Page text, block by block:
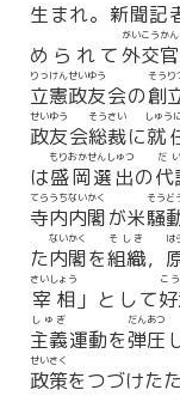
生まれ。新聞記
められて外交官
がいこうかん
立憲政友
りっけんせいゆう
会の創
そうり
政友
せいゆう
会総裁
そうさい
に就
しゅう
は盛岡選出
もりおかせんしゅつ
の代
だ
寺内内閣
てらうちないかく
が米騒
そうど
た内閣
ないかく
を組織
そしき
，
は
宰相
さいしょう
」として
こ
主義
しゅぎ
運動を弾圧
だんあつ
政策
せいさく
をつづけたた